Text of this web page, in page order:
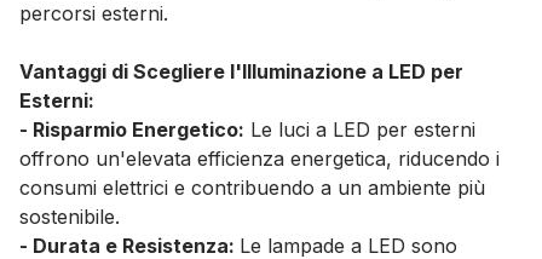
percorsi esterni.
Vantaggi di Scegliere l'Illuminazione a LED per
Esterni:
- Risparmio Energetico: Le luci a LED per esterni
offrono un'elevata efficienza energetica, riducendo i
consumi elettrici e contribuendo a un ambiente più
sostenibile.
- Durata e Resistenza: Le lampade a LED sono